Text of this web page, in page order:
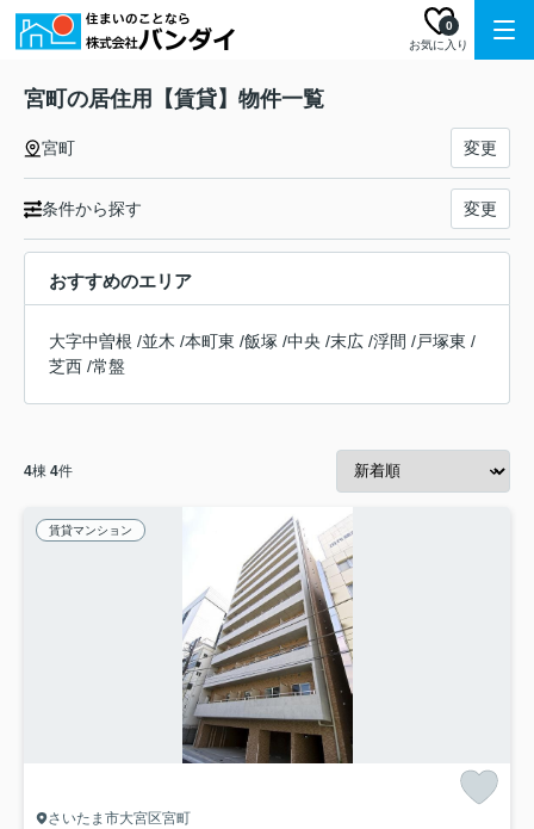
お気に入り
0
宮町の居住用【賃貸】物件一覧
宮町 変更
条件から探す 変更
おすすめのエリア
大字中曽根 /並木 /本町東 /飯塚 /中央 /末広 /浮間 /戸塚東 /
芝西 /常盤
4棟 4件
賃貸マンション
さいたま市大宮区宮町